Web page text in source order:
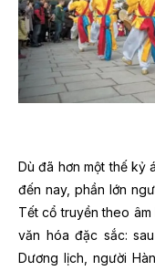
Dù đã hơn một thế kỷ
đến nay, phần lớn
Tết cổ truyền theo
văn hóa đặc sắc:
Dương lịch, người